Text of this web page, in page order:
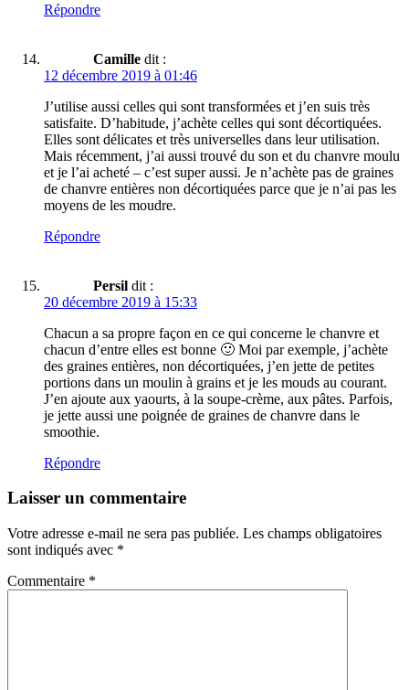
Répondre
Camille dit :
12 décembre 2019 à 01:46
J’utilise aussi celles qui sont transformées et j’en suis très
satisfaite. D’habitude, j’achète celles qui sont décortiquées.
Elles sont délicates et très universelles dans leur utilisation.
Mais récemment, j’ai aussi trouvé du son et du chanvre moulu
et je l’ai acheté – c’est super aussi. Je n’achète pas de graines
de chanvre entières non décortiquées parce que je n’ai pas les
moyens de les moudre.
Répondre
Persil dit :
20 décembre 2019 à 15:33
Chacun a sa propre façon en ce qui concerne le chanvre et
chacun d’entre elles est bonne 🙂 Moi par exemple, j’achète
des graines entières, non décortiquées, j’en jette de petites
portions dans un moulin à grains et je les mouds au courant.
J’en ajoute aux yaourts, à la soupe-crème, aux pâtes. Parfois,
je jette aussi une poignée de graines de chanvre dans le
smoothie.
Répondre
Laisser un commentaire
Votre adresse e-mail ne sera pas publiée. Les champs obligatoires
sont indiqués avec *
Commentaire *